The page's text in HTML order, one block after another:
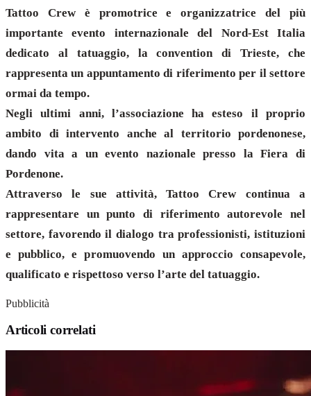
Tattoo Crew è promotrice e organizzatrice del più
importante evento internazionale del Nord-Est Italia
dedicato al tatuaggio, la convention di Trieste, che
rappresenta un appuntamento di riferimento per il settore
ormai da tempo.
Negli ultimi anni, l’associazione ha esteso il proprio
ambito di intervento anche al territorio pordenonese,
dando vita a un evento nazionale presso la Fiera di
Pordenone.
Attraverso le sue attività, Tattoo Crew continua a
rappresentare un punto di riferimento autorevole nel
settore, favorendo il dialogo tra professionisti, istituzioni
e pubblico, e promuovendo un approccio consapevole,
qualificato e rispettoso verso l’arte del tatuaggio.
Pubblicità
Articoli correlati